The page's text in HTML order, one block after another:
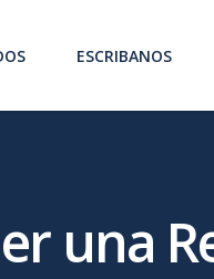
ESCRIBANOS
una